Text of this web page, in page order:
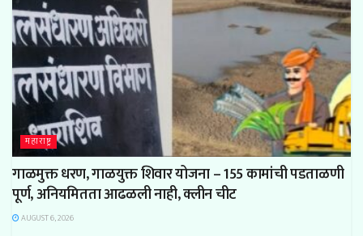
महाराष्ट्र
गाळमुक्त धरण, गाळयुक्त शिवार योजना – 155 कामांची पडताळणी
पूर्ण, अनियमितता आढळली नाही, क्लीन चीट
AUGUST 6, 2026